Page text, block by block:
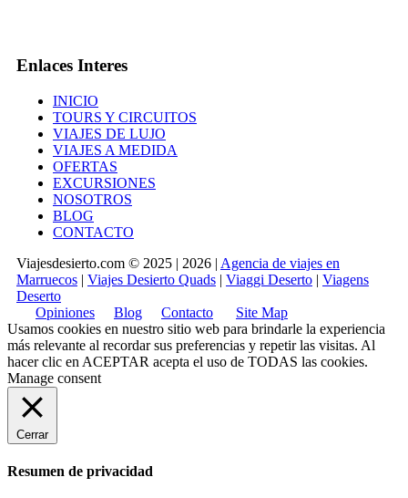
Enlaces Interes
INICIO
TOURS Y CIRCUITOS
VIAJES DE LUJO
VIAJES A MEDIDA
OFERTAS
EXCURSIONES
NOSOTROS
BLOG
CONTACTO
Viajesdesierto.com © 2025 | 2026 | Agencia de viajes en
Marruecos | Viajes Desierto Quads | Viaggi Deserto | Viagens
Deserto
Opiniones
Blog Contacto
Site Map
Usamos cookies en nuestro sitio web para brindarle la experiencia
más relevante al recordar sus preferencias y repetir las visitas. Al
hacer clic en ACEPTAR acepta el uso de TODAS las cookies.
Manage consent
Cerrar
Resumen de privacidad